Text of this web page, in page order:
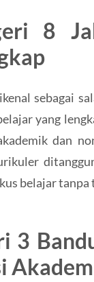
8
sebagai
yang
dan
belajar tanpa
3